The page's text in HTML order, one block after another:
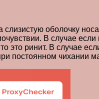
оболочку
В случае
это ринит. В случае
постоянном чихании